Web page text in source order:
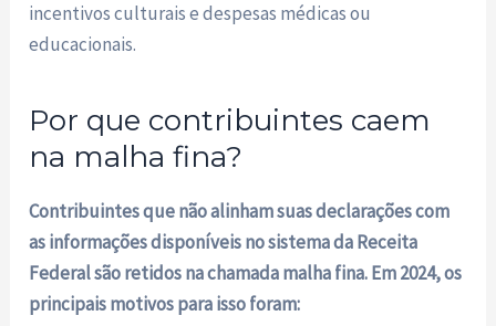
incentivos culturais e despesas médicas ou
educacionais.
Por que contribuintes caem
na malha fina?
Contribuintes que não alinham suas declarações com
as informações disponíveis no sistema da Receita
Federal são retidos na chamada malha fina. Em 2024, os
principais motivos para isso foram: